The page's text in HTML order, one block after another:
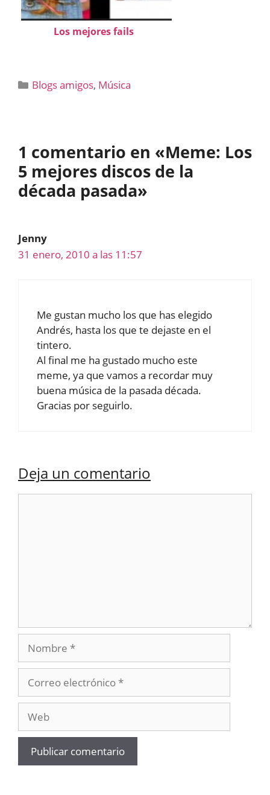
Los mejores fails
Categorías
Blogs amigos, Música
1 comentario en «Meme: Los
5 mejores discos de la
década pasada»
Jenny
31 enero, 2010 a las 11:57
Me gustan mucho los que has elegido
Andrés, hasta los que te dejaste en el
tintero.
Al final me ha gustado mucho este
meme, ya que vamos a recordar muy
buena música de la pasada década.
Gracias por seguirlo.
Deja un comentario
Nombre
electrónico